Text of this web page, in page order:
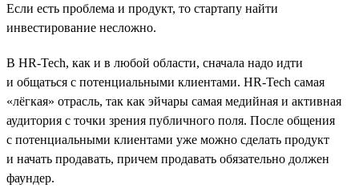
Если есть проблема и продукт, то стартапу найти
инвестирование несложно.
В HR-Tech, как и в любой области, сначала надо идти
и общаться с потенциальными клиентами. HR-Tech самая
«лёгкая» отрасль, так как эйчары самая медийная и активная
аудитория с точки зрения публичного поля. После общения
с потенциальными клиентами уже можно сделать продукт
и начать продавать, причем продавать обязательно должен
фаундер.